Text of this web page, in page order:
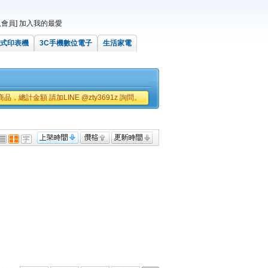
員] 加入我的最愛
印表機 3C手機數位電子
生活家電
品，總計金額 請加LINE @zty3691z 詢問。